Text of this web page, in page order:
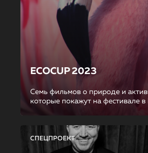
ECOCUP 2023
Семь фильмов о природе и
которые покажут на фестивале
СПЕЦПРОЕКТ